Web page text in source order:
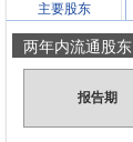
主要股东
两年内流通股东
报告期